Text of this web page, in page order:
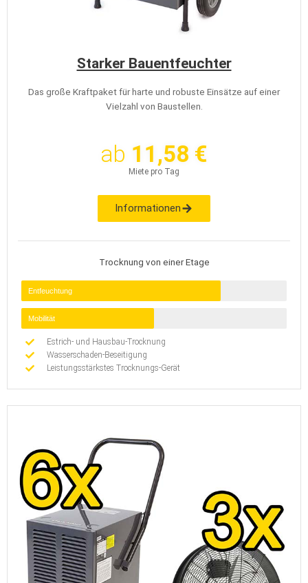
Starker Bauentfeuchter
Das große Kraftpaket für harte und robuste Einsätze auf einer
Vielzahl von Baustellen.
ab 11,58 €
Miete pro Tag
Informationen
Trocknung von einer Etage
Entfeuchtung
Mobilität
Estrich- und Hausbau-Trocknung
Wasserschaden-Beseitigung
Leistungsstärkstes Trocknungs-Gerät